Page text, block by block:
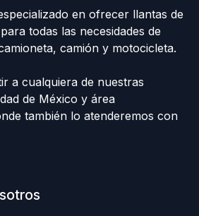
en ofrecer llantas de
todas las necesidades de
camión y motocicleta.
a cualquiera de nuestras
de México y área
también lo atenderemos con